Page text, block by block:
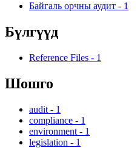
Байгаль орчны аудит - 1
Бүлгүүд
Reference Files - 1
Шошго
audit - 1
compliance - 1
environment - 1
legislation - 1